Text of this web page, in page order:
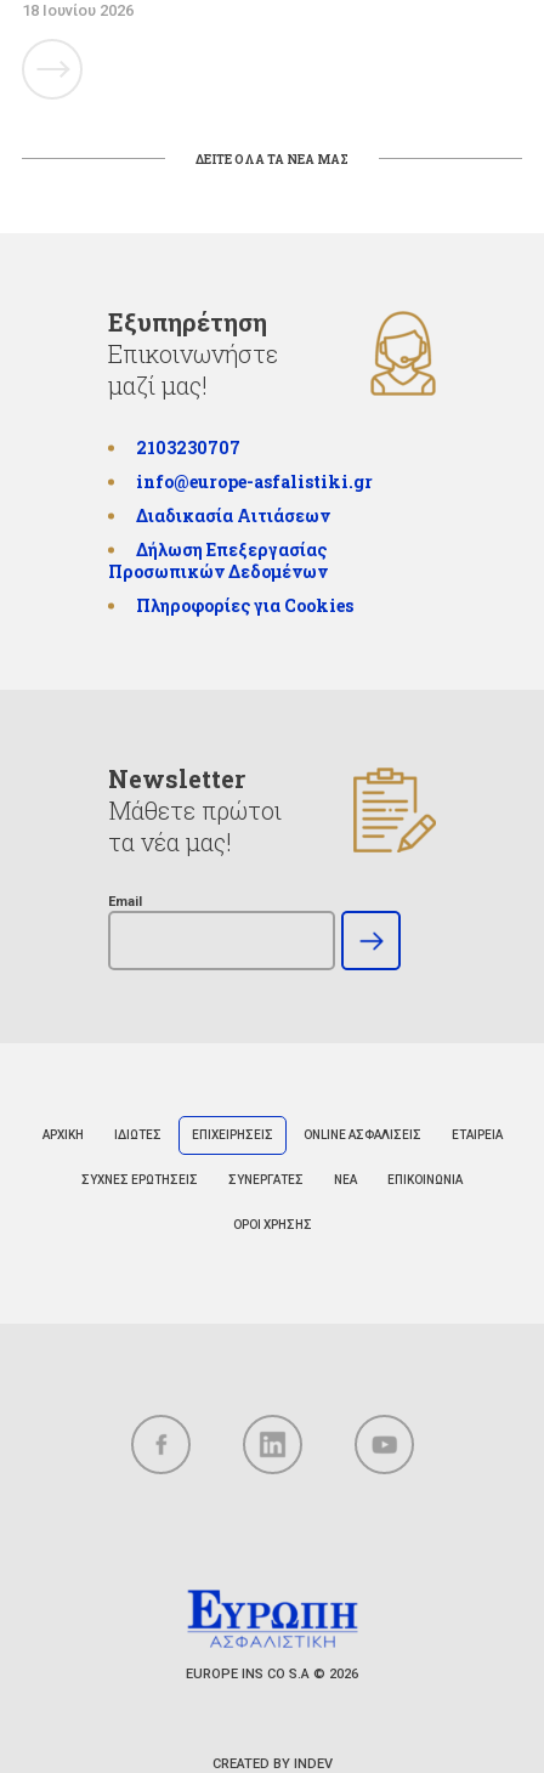
18 Ιουνίου 2026
ΔΕΙΤΕ ΟΛΑ ΤΑ ΝΕΑ ΜΑΣ
Εξυπηρέτηση
Επικοινωνήστε
μαζί μας!
2103230707
info@europe-asfalistiki.gr
Διαδικασία Αιτιάσεων
Δήλωση Επεξεργασίας
Προσωπικών Δεδομένων
Πληροφορίες για Cookies
Newsletter
Μάθετε πρώτοι
τα νέα μας!
Email
ΑΡΧΙΚΗ ΙΔΙΩΤΕΣ ΕΠΙΧΕΙΡΗΣΕΙΣ ONLINE ΑΣΦΑΛΙΣΕΙΣ ΕΤΑΙΡΕΙΑ
ΣΥΧΝΕΣ ΕΡΩΤΗΣΕΙΣ ΣΥΝΕΡΓΑΤΕΣ ΝΕΑ ΕΠΙΚΟΙΝΩΝΙΑ
ΟΡΟΙ ΧΡΗΣΗΣ
EUROPE INS CO S.A © 2026
CREATED BY INDEV